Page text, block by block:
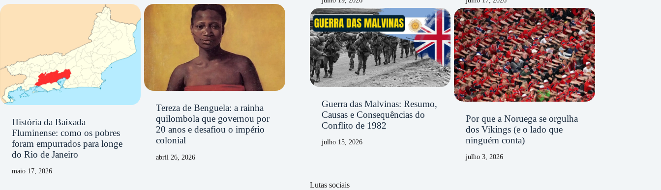
História da Baixada
Fluminense: como os pobres
foram empurrados para longe
do Rio de Janeiro
maio 17, 2026
Tereza de Benguela: a rainha
quilombola que governou por
20 anos e desafiou o império
colonial
abril 26, 2026
Guerra das Malvinas: Resumo,
Causas e Consequências do
Conflito de 1982
julho 15, 2026
Por que a Noruega se orgulha
dos Vikings (e o lado que
ninguém conta)
julho 3, 2026
Lutas sociais